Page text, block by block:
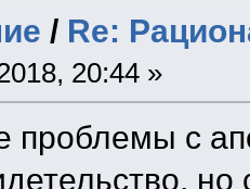
/ Re:
20:44 »
проблемы с
но